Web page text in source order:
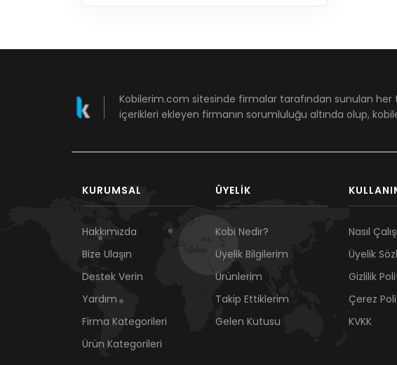
Kobilerim.com sitesinde firmalar tarafından sunulan
içerikleri ekleyen firmanın sorumluluğu altında olup,
KURUMSAL
Hakkımızda
Bize Ulaşın
Destek Verin
Yardım
Firma Kategorileri
Ürün Kategorileri
ÜYELIK
Kobi Nedir?
Üyelik Bilgilerim
Ürünlerim
Takip Ettiklerim
Gelen Kutusu
Nasıl
Üyelik
Gizlilik
Çerez
KVKK